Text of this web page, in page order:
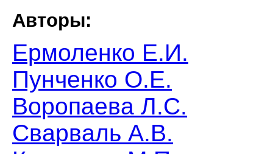
Авторы:
Ермоленко Е.И.
Пунченко О.Е.
Воропаева Л.С.
Сварваль А.В.